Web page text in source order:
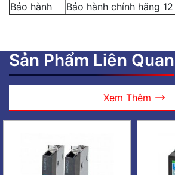
Bảo hành
Bảo hành chính hãng
Sản Phẩm Liên Quan
Xem Thêm